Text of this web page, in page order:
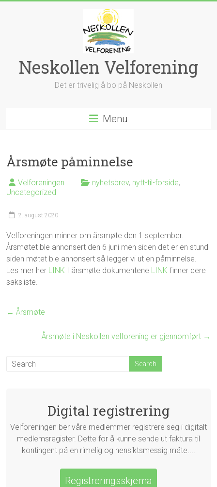
Neskollen Velforening
Det er trivelig å bo på Neskollen
Menu
Årsmøte påminnelse
Velforeningen nyhetsbrev, nytt-til-forside,
Uncategorized
2. august 2020
Velforeningen minner om årsmøte den 1 september.
Årsmøtet ble annonsert den 6 juni men siden det er en stund
siden møtet ble annonsert så legger vi ut en påminnelse.
Les mer her LINK I årsmøte dokumentene LINK finner dere
saksliste.
← Årsmøte
Årsmøte i Neskollen velforening er gjennomført →
Digital registrering
Velforeningen ber våre medlemmer registrere seg i digitalt
medlemsregister. Dette for å kunne sende ut faktura til
kontingent på en rimelig og hensiktsmessig måte....
Registreringsskjema